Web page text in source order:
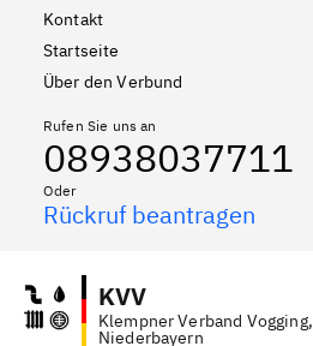
Kontakt
Startseite
Über den Verbund
Rufen Sie uns an
08938037711
Oder
Rückruf beantragen
KVV
Klempner Verband Vogging,
Niederbayern